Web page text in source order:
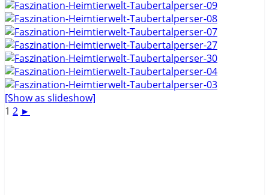
[Show as slideshow]
1 2 ►